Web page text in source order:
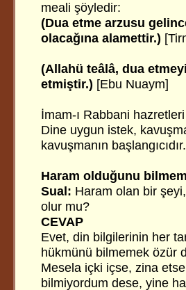
meali şöyledir:
(Dua etme arzusu
olacağına alamettir.)
(Allahü teâlâ, dua
etmiştir.) [Ebu Nuaym]
İmam-ı Rabbani
Dine uygun istek,
kavuşmanın başlangıcıdır.
Haram olduğunu
Sual: Haram olan bir
olur mu?
CEVAP
Evet, din bilgilerinin her
hükmünü bilmemek özür
Mesela içki içse, zina
bilmiyordum dese, yine